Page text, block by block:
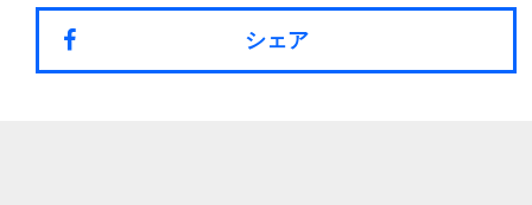
シェア